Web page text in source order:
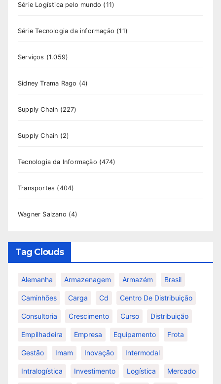
Série Logística pelo mundo (11)
Série Tecnologia da informação (11)
Serviços (1.059)
Sidney Trama Rago (4)
Supply Chain (227)
Supply Chain (2)
Tecnologia da Informação (474)
Transportes (404)
Wagner Salzano (4)
Tag Clouds
Alemanha Armazenagem Armazém Brasil
Caminhões Carga Cd Centro De Distribuição
Consultoria Crescimento Curso Distribuição
Empilhadeira Empresa Equipamento Frota
Gestão Imam Inovação Intermodal
Intralogística Investimento Logística Mercado